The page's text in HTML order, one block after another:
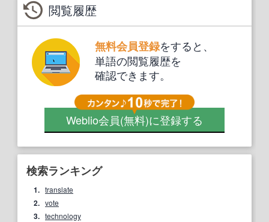
閲覧履歴
無料会員登録をすると、
単語の閲覧履歴を
確認できます。
Weblio会員(無料)に登録する
検索ランキング
1. translate
2. vote
3. technology